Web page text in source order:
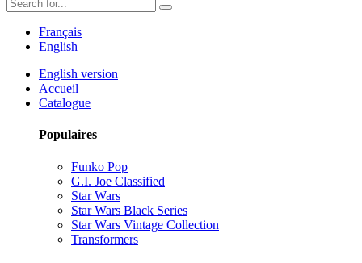
Français
English
English version
Accueil
Catalogue
Populaires
Funko Pop
G.I. Joe Classified
Star Wars
Star Wars Black Series
Star Wars Vintage Collection
Transformers